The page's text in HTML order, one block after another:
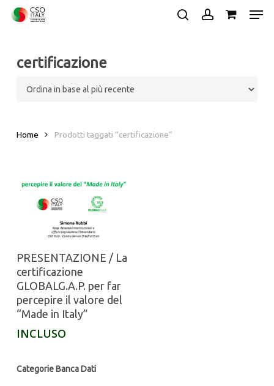
Skip
certificazione
Home Prodotti taggati “certificazione”
PRESENTAZIONE / La
certificazione
GLOBALG.A.P. per far
percepire il valore del
“Made in Italy”
INCLUSO
Categorie Banca Dati